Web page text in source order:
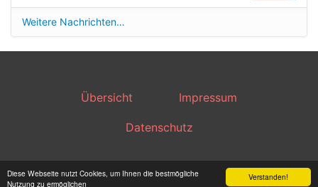
Verstanden!
Diese Webseite nutzt Cookies, um Ihnen die bestmögliche
Nutzung zu ermöglichen
Weitere Nachrichten…
Übersicht Impressum
Datenschutz
Powered by Plone & Python